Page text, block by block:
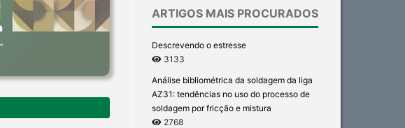
ARTIGOS MAIS PROCURADOS
Descrevendo o estresse
3133
Análise bibliométrica da soldagem da liga
AZ31: tendências no uso do processo de
soldagem por fricção e mistura
2768